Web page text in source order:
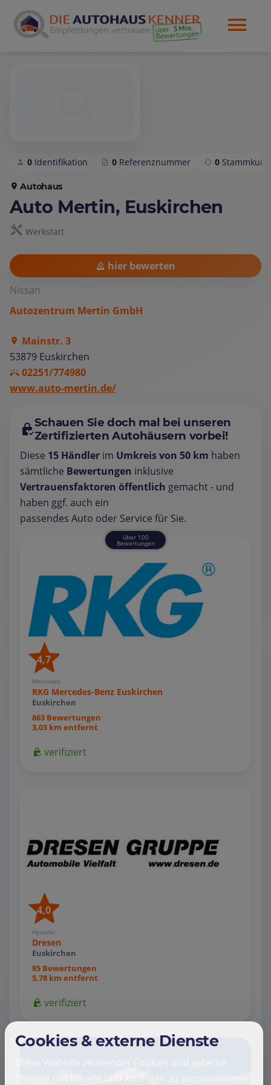
0 Identifikation 0 Referenznummer 0
Autohaus
Auto Mertin, Euskirchen
Werkstatt
hier bewerten
Nissan
Autozentrum Mertin GmbH
Mainstr. 3
53879 Euskirchen
02251/774980
www.auto-mertin.de/
Schauen Sie doch mal bei unseren
Zertifizierten Autohäusern vorbei!
Diese 15 Händler im Umkreis von 50 km haben
sämtliche Bewertungen inklusive
Vertrauensfaktoren öffentlich gemacht - und
haben ggf. auch ein
passendes Auto oder Service für Sie.
über 100
Bewertungen
4,7
Mercedes
RKG Mercedes-Benz Euskirchen
Euskirchen
863 Bewertungen
3,03 km entfernt
verifiziert
4,0
Hyundai
Dresen
Euskirchen
85 Bewertungen
5,78 km entfernt
verifiziert
Cookies & externe Dienste
Diese Website verwendet Cookies und externe
Dienste um Inhalte und Anzeigen zu personalisieren